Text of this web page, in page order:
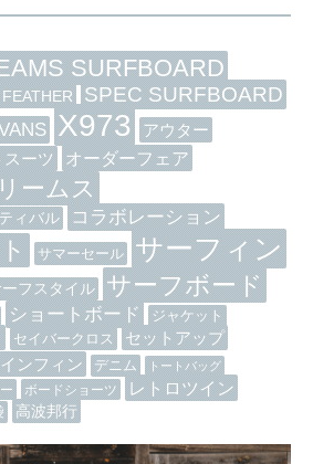
SURFBOARD
SPEC SURFBOARD
X973 アウター
スーツ オーダーフェア
ームス
ィバル コラボレーション
サマーセール サーフィン
フスタイル サーフボード
ショートボード ジャケット
セイバークロス セットアップ
ンフィン デニム トートバッグ
ボードショーツ レトロツイン
高波邦行